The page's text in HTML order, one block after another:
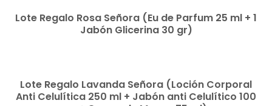
Lote Regalo Rosa Señora (Eu de Parfum 25 ml + 1
Jabón Glicerina 30 gr)
Lote Regalo Lavanda Señora (Loción Corporal
Anti Celulítica 250 ml + Jabón anti Celulítico 100